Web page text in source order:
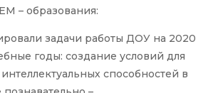
– образования:
задачи работы ДОУ на 2020
годы: создание условий для
способностей в